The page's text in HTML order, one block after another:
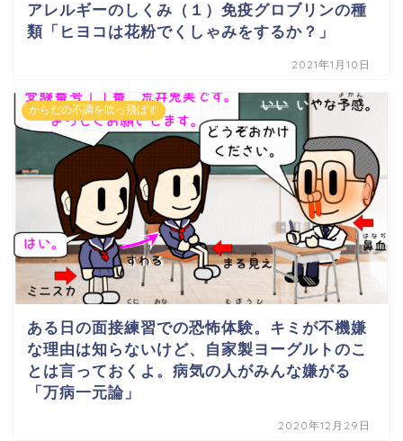
アレルギーのしくみ（１）免疫グロブリンの種
類「ヒヨコは花粉でくしゃみをするか？」
2021年1月10日
からだの不調を吹っ飛ばす
ある日の面接練習での恐怖体験。キミが不機嫌
な理由は知らないけど、自家製ヨーグルトのこ
とは言っておくよ。病気の人がみんな嫌がる
「万病一元論」
2020年12月29日